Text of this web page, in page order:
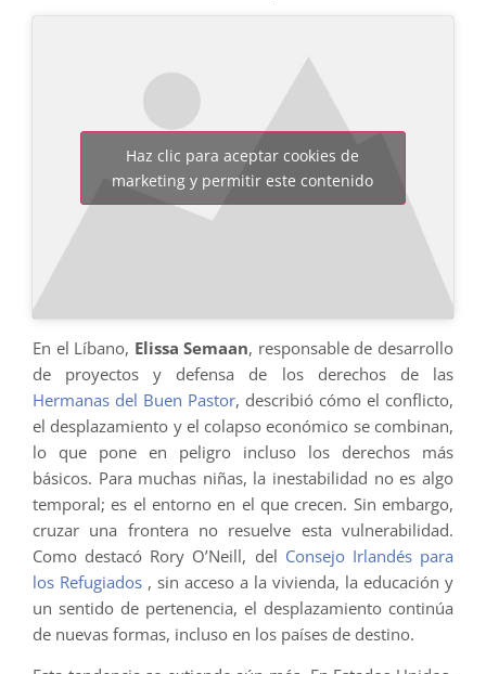
Haz clic para aceptar cookies de
marketing y permitir este contenido
En el Líbano, Elissa Semaan, responsable de desarrollo
de proyectos y defensa de los derechos de las
Hermanas del Buen Pastor, describió cómo el conflicto,
el desplazamiento y el colapso económico se combinan,
lo que pone en peligro incluso los derechos más
básicos. Para muchas niñas, la inestabilidad no es algo
temporal; es el entorno en el que crecen. Sin embargo,
cruzar una frontera no resuelve esta vulnerabilidad.
Como destacó Rory O’Neill, del Consejo Irlandés para
los Refugiados , sin acceso a la vivienda, la educación y
un sentido de pertenencia, el desplazamiento continúa
de nuevas formas, incluso en los países de destino.